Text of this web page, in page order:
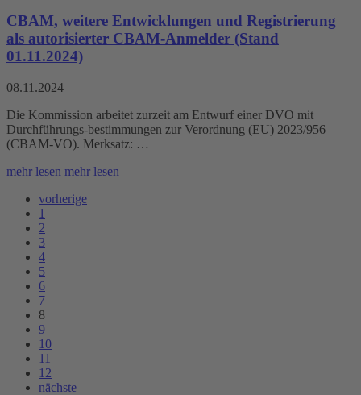
CBAM, weitere Entwicklungen und Registrierung
als autorisierter CBAM-Anmelder (Stand
01.11.2024)
08.11.2024
Die Kommission arbeitet zurzeit am Entwurf einer DVO mit
Durchführungs-bestimmungen zur Verordnung (EU) 2023/956
(CBAM-VO). Merksatz: …
mehr lesen mehr lesen
vorherige
1
2
3
4
5
6
7
8
9
10
11
12
nächste